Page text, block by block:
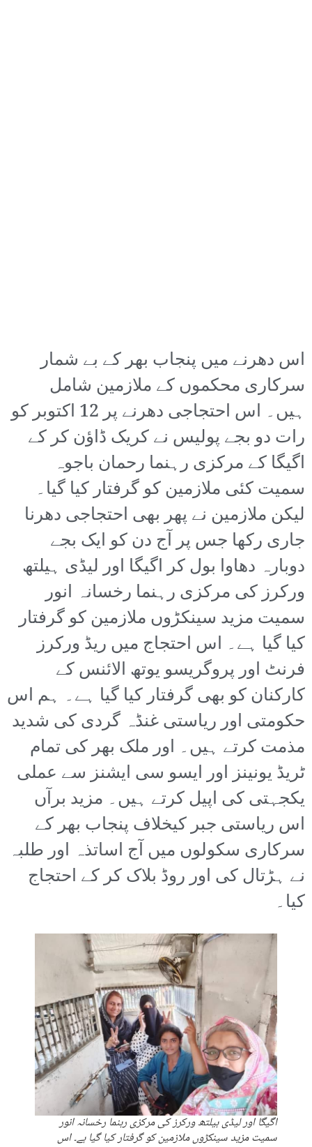
اس دھرنے میں پنجاب بھر کے بے شمار
سرکاری محکموں کے ملازمین شامل
ہیں۔ اس احتجاجی دھرنے پر 12 اکتوبر کو
رات دو بجے پولیس نے کریک ڈاؤن کر کے
اگیگا کے مرکزی رہنما رحمان باجوہ
سمیت کئی ملازمین کو گرفتار کیا گیا۔
لیکن ملازمین نے پھر بھی احتجاجی دھرنا
جاری رکھا جس پر آج دن کو ایک بجے
دوبارہ دھاوا بول کر اگیگا اور لیڈی ہیلتھ
ورکرز کی مرکزی رہنما رخسانہ انور
سمیت مزید سینکڑوں ملازمین کو گرفتار
کیا گیا ہے۔ اس احتجاج میں ریڈ ورکرز
فرنٹ اور پروگریسو یوتھ الائنس کے
کارکنان کو بھی گرفتار کیا گیا ہے۔ ہم اس
حکومتی اور ریاستی غنڈہ گردی کی شدید
مذمت کرتے ہیں۔ اور ملک بھر کی تمام
ٹریڈ یونینز اور ایسو سی ایشنز سے عملی
یکجہتی کی اپیل کرتے ہیں۔ مزید برآں
اس ریاستی جبر کیخلاف پنجاب بھر کے
سرکاری سکولوں میں آج اساتذہ اور طلبہ
نے ہڑتال کی اور روڈ بلاک کر کے احتجاج
کیا۔
اگیگا اور لیڈی ہیلتھ ورکرز کی مرکزی رہنما رخسانہ انور
سمیت مزید سینکڑوں ملازمین کو گرفتار کیا گیا ہے۔ اس